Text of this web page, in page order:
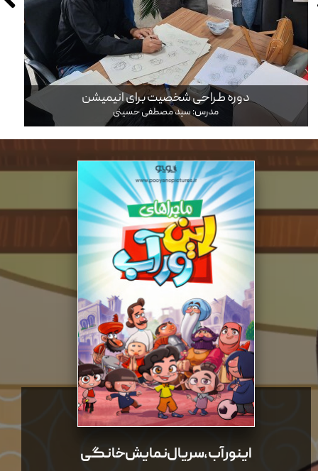
دوره طراحی شخصیت برای انیمیشن
مدرس: سید مصطفی حسینی
اینور آب، سریال نمایش خانگی